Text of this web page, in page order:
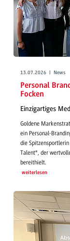
13.07.2026 | News
Personal
Focken
Einzigartiges
Goldene
ein Personal-
die
Talent", der
bereithielt.
weiterlesen